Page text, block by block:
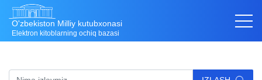
O'zbekiston Milliy kutubxonasi
Elektron kitoblarning ochiq bazasi